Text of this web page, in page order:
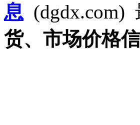
息 (dgdx.com)
货、市场价格